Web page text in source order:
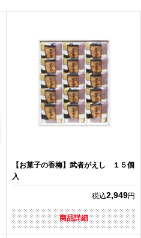
【お菓子の香梅】武者がえし １５個
入
税込2,949円
商品詳細